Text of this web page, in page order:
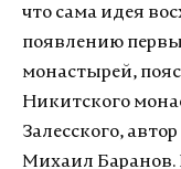
что сама идея
появлению
монастырей,
Никитского
Залесского,
Михаил Баранов.